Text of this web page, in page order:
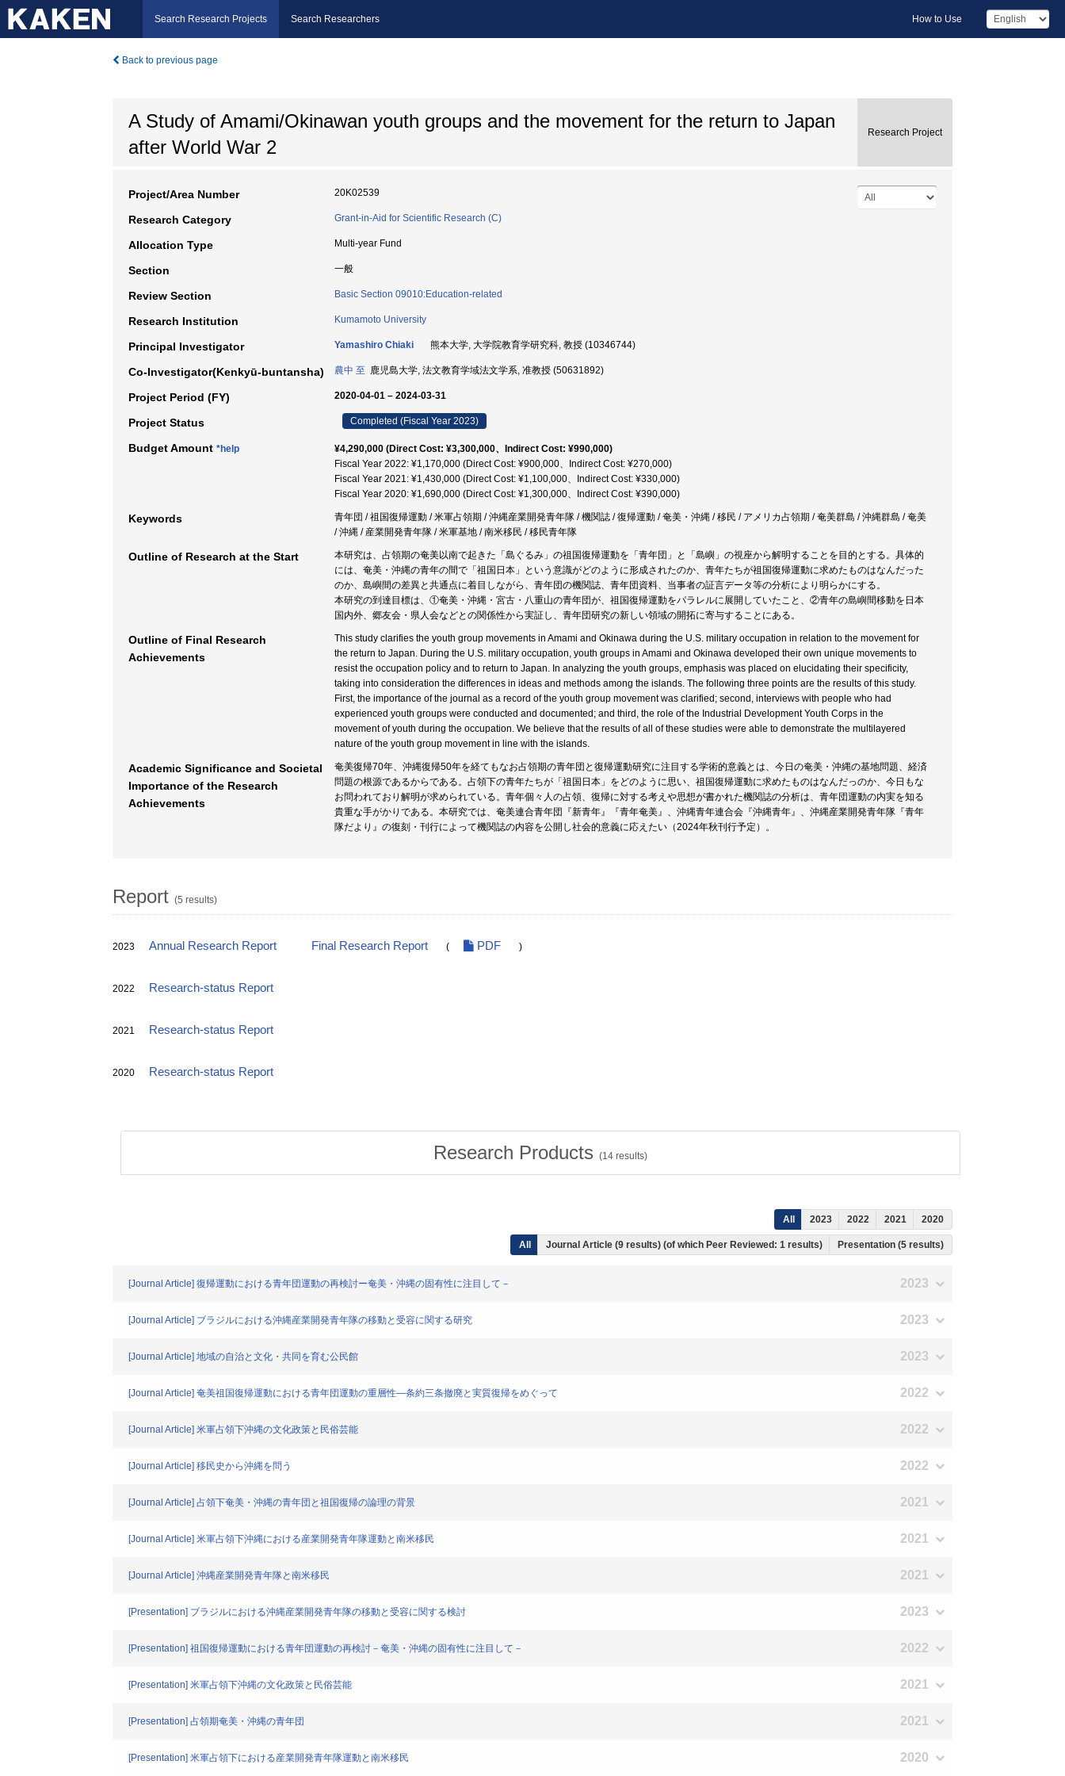
Search Research Projects Search Researchers How to Use
Back to previous page
A Study of Amami/Okinawan youth groups and the movement for the return to Japan
after World War 2
Research Project
Project/Area Number 20K02539
Research Category Grant-in-Aid for Scientific Research (C)
Allocation Type Multi-year Fund
Section 一般
Review Section Basic Section 09010:Education-related
Research Institution Kumamoto University
Principal Investigator Yamashiro Chiaki 熊本大学, 大学院教育学研究科, 教授 (10346744)
Co-Investigator(Kenkyū-buntansha) 農中 至 鹿児島大学, 法文教育学域法文学系, 准教授 (50631892)
Project Period (FY) 2020-04-01 – 2024-03-31
Project Status Completed (Fiscal Year 2023)
Budget Amount *help
¥4,290,000 (Direct Cost: ¥3,300,000、Indirect Cost: ¥990,000)
Fiscal Year 2022: ¥1,170,000 (Direct Cost: ¥900,000、Indirect Cost: ¥270,000)
Fiscal Year 2021: ¥1,430,000 (Direct Cost: ¥1,100,000、Indirect Cost: ¥330,000)
Fiscal Year 2020: ¥1,690,000 (Direct Cost: ¥1,300,000、Indirect Cost: ¥390,000)
Keywords
青年団 / 祖国復帰運動 / 米軍占領期 / 沖縄産業開発青年隊 / 機関誌 / 復帰運動 / 奄美・沖縄 / 移民 / アメリカ占領期 / 奄美群島 / 沖縄群島 / 奄美
/ 沖縄 / 産業開発青年隊 / 米軍基地 / 南米移民 / 移民青年隊
Outline of Research at the Start
本研究は、占領期の奄美以南で起きた「島ぐるみ」の祖国復帰運動を「青年団」と「島嶼」の視座から解明することを目的とする。具体的
には、奄美・沖縄の青年の間で「祖国日本」という意識がどのように形成されたのか、青年たちが祖国復帰運動に求めたものはなんだった
のか、島嶼間の差異と共通点に着目しながら、青年団の機関誌、青年団資料、当事者の証言データ等の分析により明らかにする。
本研究の到達目標は、①奄美・沖縄・宮古・八重山の青年団が、祖国復帰運動をパラレルに展開していたこと、②青年の島嶼間移動を日本
国内外、郷友会・県人会などとの関係性から実証し、青年団研究の新しい領域の開拓に寄与することにある。
Outline of Final Research
Achievements
This study clarifies the youth group movements in Amami and Okinawa during the U.S. military occupation in relation to the movement for
the return to Japan. During the U.S. military occupation, youth groups in Amami and Okinawa developed their own unique movements to
resist the occupation policy and to return to Japan. In analyzing the youth groups, emphasis was placed on elucidating their specificity,
taking into consideration the differences in ideas and methods among the islands. The following three points are the results of this study.
First, the importance of the journal as a record of the youth group movement was clarified; second, interviews with people who had
experienced youth groups were conducted and documented; and third, the role of the Industrial Development Youth Corps in the
movement of youth during the occupation. We believe that the results of all of these studies were able to demonstrate the multilayered
nature of the youth group movement in line with the islands.
Academic Significance and Societal
Importance of the Research
Achievements
奄美復帰70年、沖縄復帰50年を経てもなお占領期の青年団と復帰運動研究に注目する学術的意義とは、今日の奄美・沖縄の基地問題、経済
問題の根源であるからである。占領下の青年たちが「祖国日本」をどのように思い、祖国復帰運動に求めたものはなんだっのか、今日もな
お問われており解明が求められている。青年個々人の占領、復帰に対する考えや思想が書かれた機関誌の分析は、青年団運動の内実を知る
貴重な手がかりである。本研究では、奄美連合青年団『新青年』『青年奄美』、沖縄青年連合会『沖縄青年』、沖縄産業開発青年隊『青年
隊だより』の復刻・刊行によって機関誌の内容を公開し社会的意義に応えたい（2024年秋刊行予定）。
Report (5 results)
2023 Annual Research Report Final Research Report ( PDF )
2022 Research-status Report
2021 Research-status Report
2020 Research-status Report
Research Products (14 results)
All 2023 2022 2021 2020
All Journal Article (9 results) (of which Peer Reviewed: 1 results) Presentation (5 results)
[Journal Article] 復帰運動における青年団運動の再検討ー奄美・沖縄の固有性に注目して－ 2023
[Journal Article] ブラジルにおける沖縄産業開発青年隊の移動と受容に関する研究 2023
[Journal Article] 地域の自治と文化・共同を育む公民館 2023
[Journal Article] 奄美祖国復帰運動における青年団運動の重層性―条約三条撤廃と実質復帰をめぐって 2022
[Journal Article] 米軍占領下沖縄の文化政策と民俗芸能 2022
[Journal Article] 移民史から沖縄を問う 2022
[Journal Article] 占領下奄美・沖縄の青年団と祖国復帰の論理の背景 2021
[Journal Article] 米軍占領下沖縄における産業開発青年隊運動と南米移民 2021
[Journal Article] 沖縄産業開発青年隊と南米移民 2021
[Presentation] ブラジルにおける沖縄産業開発青年隊の移動と受容に関する検討 2023
[Presentation] 祖国復帰運動における青年団運動の再検討－奄美・沖縄の固有性に注目して－ 2022
[Presentation] 米軍占領下沖縄の文化政策と民俗芸能 2021
[Presentation] 占領期奄美・沖縄の青年団 2021
[Presentation] 米軍占領下における産業開発青年隊運動と南米移民 2020